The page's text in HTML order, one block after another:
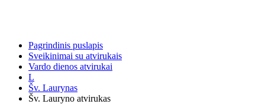
Pagrindinis puslapis
Sveikinimai su atvirukais
Vardo dienos atvirukai
L
Šv. Laurynas
Šv. Lauryno atvirukas